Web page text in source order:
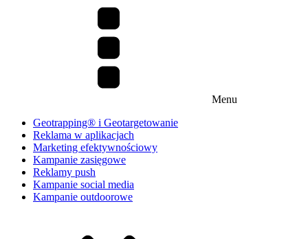
Menu
Geotrapping® i Geotargetowanie
Reklama w aplikacjach
Marketing efektywnościowy
Kampanie zasięgowe
Reklamy push
Kampanie social media
Kampanie outdoorowe